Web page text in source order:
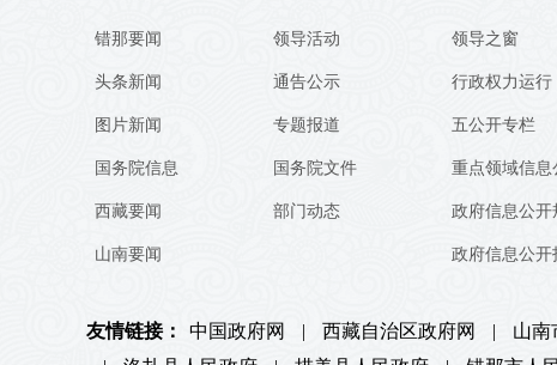
错那要闻
头条新闻
图片新闻
国务院信息
西藏要闻
山南要闻
领导活动
通告公示
专题报道
国务院文件
部门动态
领导之窗
行政权力运行
五公开专栏
重点领域信息
政府信息公开
政府信息公开
友情链接： 中国政府网 | 西藏自治区政府网 | 山南